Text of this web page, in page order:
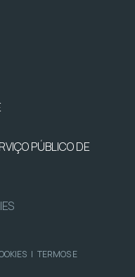
PÚBLICO DE
| TERMOS E